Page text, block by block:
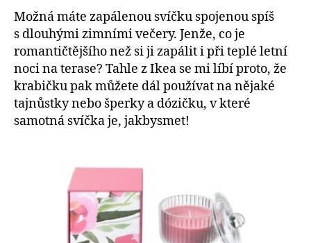
Možná máte zapálenou svíčku spojenou spíš
s dlouhými zimními večery. Jenže, co je
romantičtějšího než si ji zapálit i při teplé letní
noci na terase? Tahle z Ikea se mi líbí proto, že
krabičku pak můžete dál používat na nějaké
tajnůstky nebo šperky a dózičku, v které
samotná svíčka je, jakbysmet!